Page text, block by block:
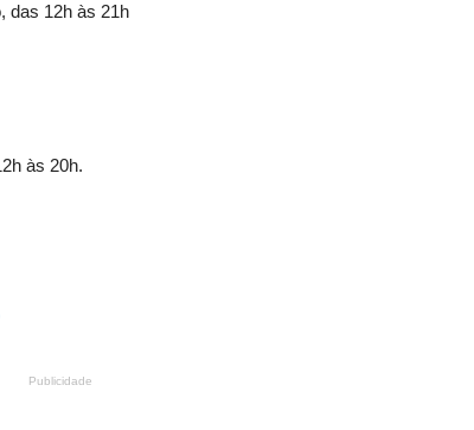
das 12h às 21h
às 20h.
Publicidade